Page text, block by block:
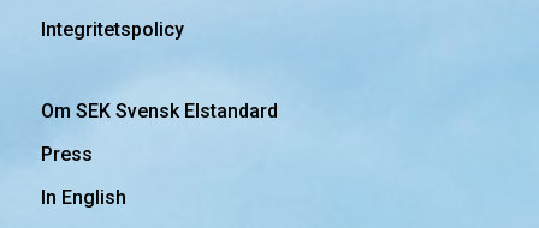
Integritetspolicy
Om SEK Svensk Elstandard
Press
In English